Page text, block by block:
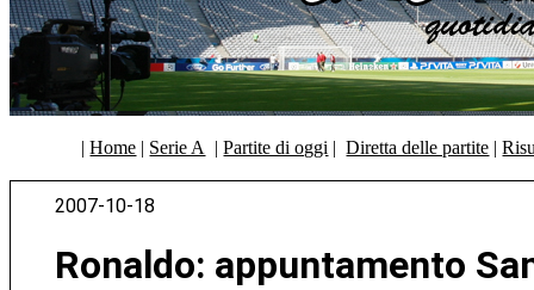
|Home | Serie A |Partite di oggi |Diretta delle partite |
2007-10-18
Ronaldo: appuntamento